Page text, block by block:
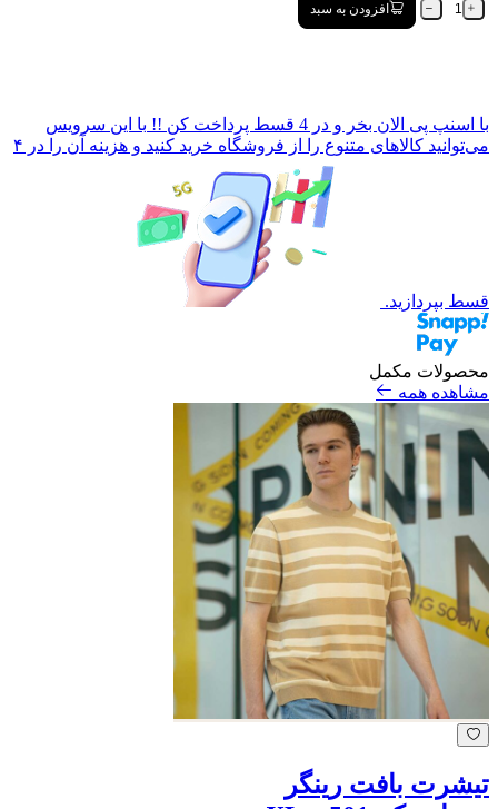
افزودن به سبد
با اسنپ پی الان بخر و در 4 قسط پرداخت کن !!
با این سرویس
می‌توانید کالاهای متنوع را از فروشگاه خرید کنید و هزینه آن را در ۴
قسط بپردازید.
محصولات مکمل
مشاهده همه
تیشرت بافت رینگر